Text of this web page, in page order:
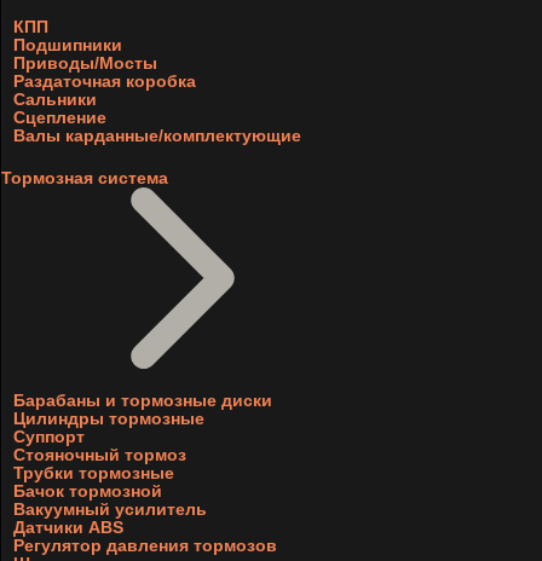
КПП
Подшипники
Приводы/Мосты
Раздаточная коробка
Сальники
Сцепление
Валы карданные/комплектующие
Тормозная система
Барабаны и тормозные диски
Цилиндры тормозные
Суппорт
Стояночный тормоз
Трубки тормозные
Бачок тормозной
Вакуумный усилитель
Датчики ABS
Регулятор давления тормозов